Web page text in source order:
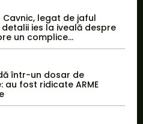
Cavnic, legat de jaful
ies la iveală despre
un complice...
într-un dosar de
fost ridicate ARME